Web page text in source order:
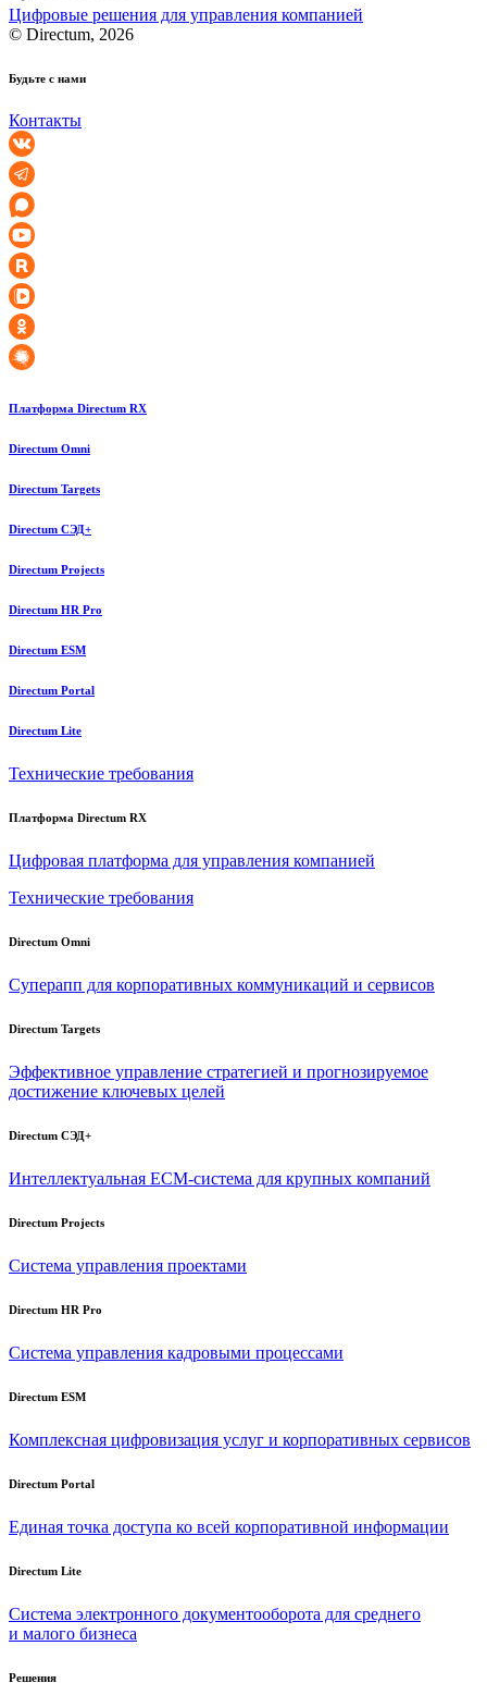
Цифровые решения для управления компанией
© Directum, 2026
Будьте с нами
Контакты
Платформа Directum RX
Directum Omni
Directum Targets
Directum СЭД+
Directum Projects
Directum HR Pro
Directum ESM
Directum Portal
Directum Lite
Технические требования
Платформа Directum RX
Цифровая платформа для управления компанией
Технические требования
Directum Omni
Суперапп для корпоративных коммуникаций и сервисов
Directum Targets
Эффективное управление стратегией и прогнозируемое
достижение ключевых целей
Directum СЭД+
Интеллектуальная ECM-система для крупных компаний
Directum Projects
Система управления проектами
Directum HR Pro
Система управления кадровыми процессами
Directum ESM
Комплексная цифровизация услуг и корпоративных сервисов
Directum Portal
Единая точка доступа ко всей корпоративной информации
Directum Lite
Система электронного документооборота для среднего
и малого бизнеса
Решения